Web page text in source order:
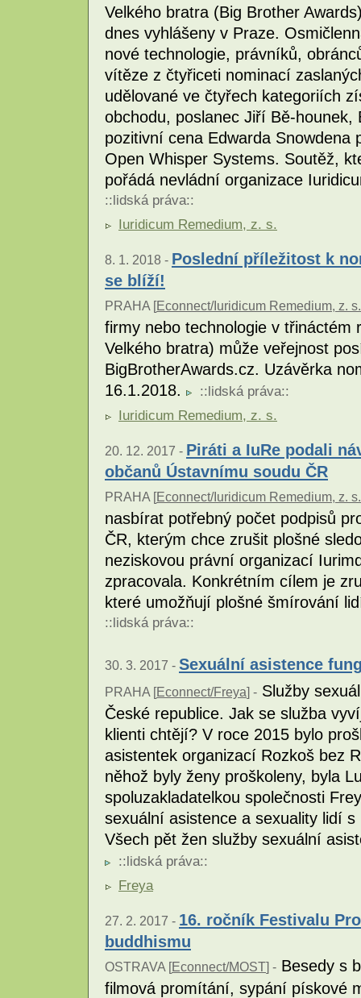
Velkého bratra (Big Brother
dnes vyhlášeny v Praze.
nové technologie, právníků,
vítěze z čtyřiceti nominací
udělované ve čtyřech kategoriích
obchodu, poslanec Jiří Bě-hounek,
pozitivní cena Edwarda Snowdena
Open Whisper Systems. Soutěž,
pořádá nevládní organizace
:: lidská práva::
Iuridicum Remedium, z. s.
8. 1. 2018 - Poslední příležitost k
se blíží!
PRAHA [Econnect/Iuridicum Remedium, z. s.
firmy nebo technologie v třináctém
Velkého bratra) může veřejnost
BigBrotherAwards.cz. Uzávěrka
16.1.2018.
:: lidská práva::
Iuridicum Remedium, z. s.
20. 12. 2017 - Piráti a IuRe podali
občanů Ústavnímu soudu ČR
PRAHA [Econnect/Iuridicum Remedium, z. s.
nasbírat potřebný počet podpisů
ČR, kterým chce zrušit plošné
neziskovou právní organizací
zpracovala. Konkrétním cílem je
které umožňují plošné šmírování
:: lidská práva::
30. 3. 2017 - Sexuální asistence
PRAHA [Econnect/Freya] - Služby
České republice. Jak se služba
klienti chtějí? V roce 2015 bylo
asistentek organizací Rozkoš bez
něhož byly ženy proškoleny, byla
spoluzakladatelkou společnosti
sexuální asistence a sexuality lidí
Všech pět žen služby sexuální
::lidská práva::
Freya
27. 2. 2017 - 16. ročník Festivalu
buddhismu
OSTRAVA [Econnect/MOST] - Besedy s
filmová promítání, sypání pískové